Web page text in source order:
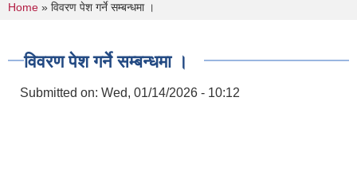
You are here
Home » विवरण पेश गर्ने सम्बन्धमा ।
विवरण पेश गर्ने सम्बन्धमा ।
Submitted on: Wed, 01/14/2026 - 10:12